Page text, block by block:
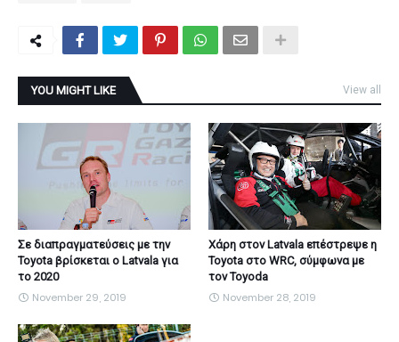
YOU MIGHT LIKE View all
Σε διαπραγματεύσεις με την
Toyota βρίσκεται ο Latvala για
το 2020
November 29, 2019
Χάρη στον Latvala επέστρεψε η
Toyota στο WRC, σύμφωνα με
τον Toyoda
November 28, 2019